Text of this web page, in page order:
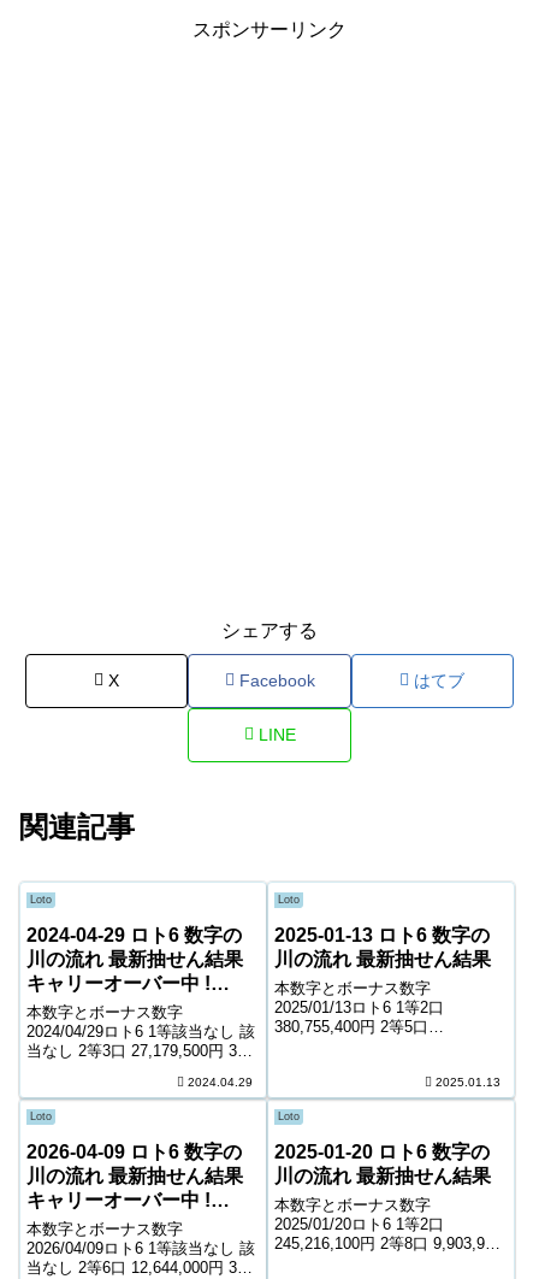
スポンサーリンク
シェアする
X Facebook はてブ
LINE
関連記事
Loto
2024-04-29 ロト6 数字の
川の流れ 最新抽せん結果
キャリーオーバー中 !
677,231,175円
本数字とボーナス数字
2024/04/29ロト6 1等該当なし 該
当なし 2等3口 27,179,500円 3等
7,900円 5等185,746口 1,000円
キャリーオーバー 677,23...
2024.04.29
Loto
2025-01-13 ロト6 数字の
川の流れ 最新抽せん結果
本数字とボーナス数字
2025/01/13ロト6 1等2口
380,755,400円 2等5口
213,836口 1,000円 キャリーオー
バー ...
2025.01.13
Loto
2026-04-09 ロト6 数字の
川の流れ 最新抽せん結果
キャリーオーバー中 !
480,712,171円
本数字とボーナス数字
2026/04/09ロト6 1等該当なし 該
当なし 2等6口 12,644,000円 3等
Loto
2025-01-20 ロト6 数字の
川の流れ 最新抽せん結果
本数字とボーナス数字
2025/01/20ロト6 1等2口
245,216,100円 2等8口 9,903,900